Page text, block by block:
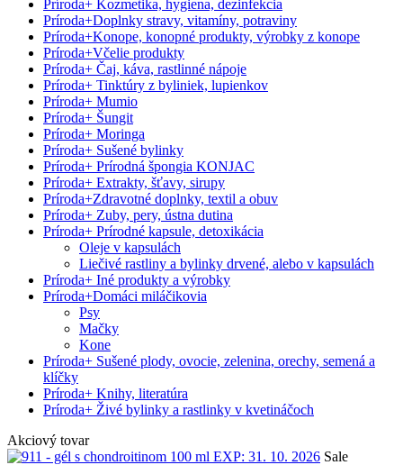
Príroda+ Kozmetika, hygiena, dezinfekcia
Príroda+Doplnky stravy, vitamíny, potraviny
Príroda+Konope, konopné produkty, výrobky z konope
Príroda+Včelie produkty
Príroda+ Čaj, káva, rastlinné nápoje
Príroda+ Tinktúry z byliniek, lupienkov
Príroda+ Mumio
Príroda+ Šungit
Príroda+ Moringa
Príroda+ Sušené bylinky
Príroda+ Prírodná špongia KONJAC
Príroda+ Extrakty, šťavy, sirupy
Príroda+Zdravotné doplnky, textil a obuv
Príroda+ Zuby, pery, ústna dutina
Príroda+ Prírodné kapsule, detoxikácia
Oleje v kapsulách
Liečivé rastliny a bylinky drvené, alebo v kapsulách
Príroda+ Iné produkty a výrobky
Príroda+Domáci miláčikovia
Psy
Mačky
Kone
Príroda+ Sušené plody, ovocie, zelenina, orechy, semená a
klíčky
Príroda+ Knihy, literatúra
Príroda+ Živé bylinky a rastlinky v kvetináčoch
Akciový tovar
Sale